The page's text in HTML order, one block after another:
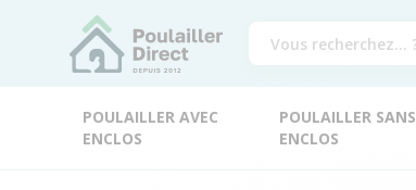
POULAILLER AVEC
ENCLOS
POULAILLER SANS
ENCLOS